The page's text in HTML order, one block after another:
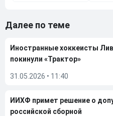
Далее по теме
Иностранные хоккеисты
покинули «Трактор»
31.05.2026 • 11:40
ИИХФ примет решение о
российской сборной